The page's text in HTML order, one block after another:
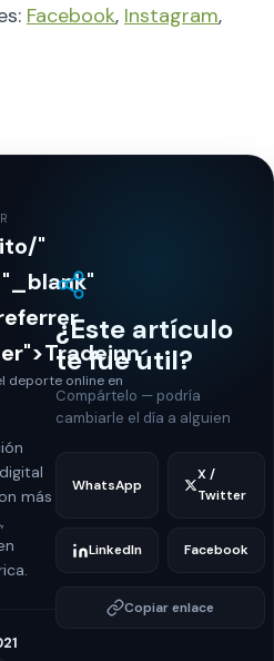
Facebook, Instagram,
"
deporte online en
más
¿Este artículo
te fue útil?
Compártelo — podría
cambiarle el día a alguien
WhatsApp
X /
Twitter
LinkedIn Facebook
Copiar enlace